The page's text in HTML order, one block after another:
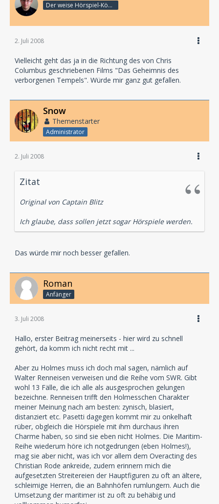
Der weise Hörspiel-König
2. Juli 2008
Vielleicht geht das ja in die Richtung des von Chris
Columbus geschriebenen Films "Das Geheimnis des
verborgenen Tempels". Würde mir ganz gut gefallen.
Snow
Themenstarter
Administrator
2. Juli 2008
Zitat
Original von Captain Blitz
Ich glaube, dass sollen jetzt sogar Hörspiele werden.
Das würde mir noch besser gefallen.
Roman
Anfänger
3. Juli 2008
Hallo, erster Beitrag meinerseits - hier wird zu schnell
gehört, da komm ich nicht recht mit ...
Aber zu Holmes muss ich doch mal sagen, nämlich auf
Walter Renneisen verweisen und die Reihe vom SWR. Gibt
wohl 13 Fälle, die ich alle als ausgesprochen gelungen
bezeichne. Renneisen trifft den Holmesschen Charakter
meiner Meinung nach am besten: zynisch, blasiert,
distanziert etc. Pasetti dagegen kommt mir zu onkelhaft
rüber, obgleich die Hörspiele mit ihm durchaus ihren
Charme haben, so sind sie eben nicht Holmes. Die Maritim-
Reihe wiederum höre ich notgedrungen (eben Holmes!),
mag sie aber nicht, was ich vor allem dem Overacting des
Christian Rode ankreide, zudem erinnern mich die
aufgesetzten Streitereien der Hauptfiguren zu oft an ältere,
schleimige Herren, die an Bahnhöfen rumlungern. Auch die
Umsetzung der maritimer ist zu oft zu behäbig und